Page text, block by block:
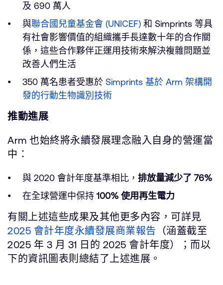
及 690 萬人
與聯合國兒童基金會 (UNICEF) 和 Simprints 等具
有社會影響價值的組織攜手長達數十年的合作關
係，這些合作夥伴正運用技術來解決複雜問題並
改善人們生活
350 萬名患者受惠於 Simprints 基於 Arm 架構開
發的行動生物識別技術
推動進展
Arm 也始終將永續發展理念融入自身的營運當
中：
與 2020 會計年度基準相比， 排放量減少了 76%
在全球營運中保持 100% 使用再生電力
有關上述這些成果及其他更多內容，可詳見
2025 會計年度永續發展商業報告 （涵蓋截至
2025 年 3 月 31 日的 2025 會計年度）；而以
下的資訊圖表則總結了上述進展。